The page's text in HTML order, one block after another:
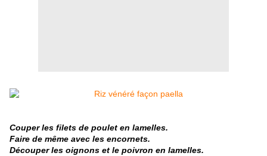
Couper les filets de poulet en lamelles.
Faire de même avec les encornets.
Découper les oignons et le poivron en lamelles.